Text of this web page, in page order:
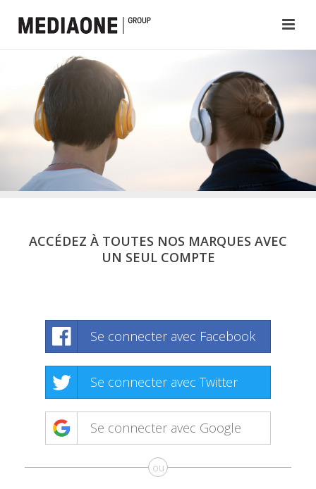
ACCÉDEZ À TOUTES NOS MARQUES AVEC
UN SEUL COMPTE
Se connecter avec Facebook
Se connecter avec Twitter
Se connecter avec Google
ou